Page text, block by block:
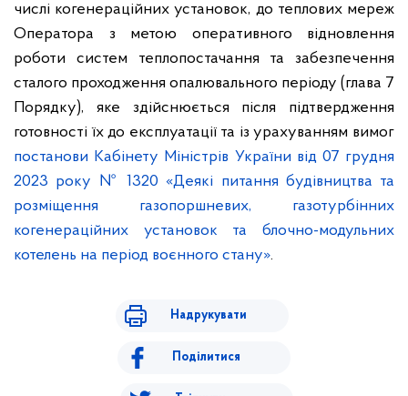
числі когенераційних установок, до теплових мереж
Оператора з метою оперативного відновлення
роботи систем теплопостачання та забезпечення
сталого проходження опалювального періоду (глава 7
Порядку), яке здійснюється після підтвердження
готовності їх до експлуатації та із урахуванням вимог
постанови Кабінету Міністрів України від 07 грудня
2023 року № 1320 «Деякі питання будівництва та
розміщення газопоршневих, газотурбінних
когенераційних установок та блочно-модульних
котелень на період воєнного стану».
Надрукувати
Поділитися